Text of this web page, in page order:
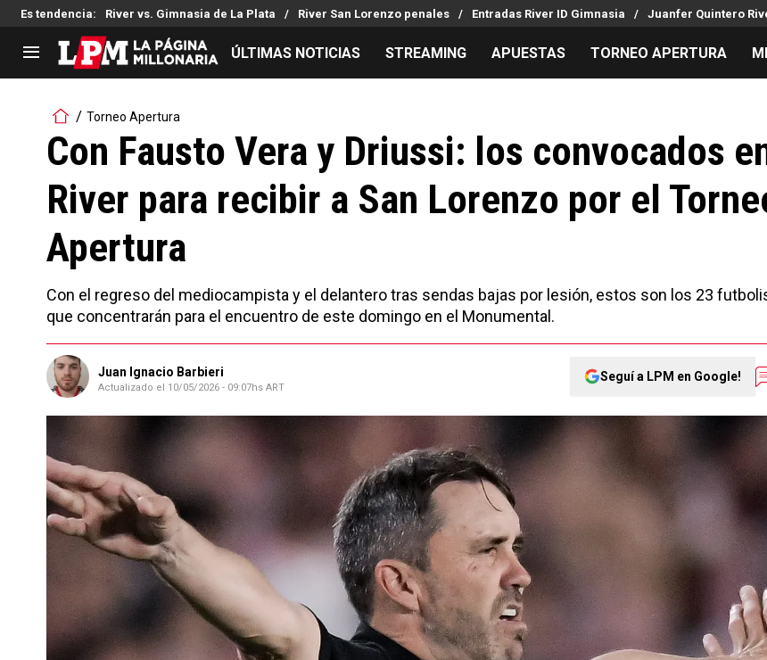
Es tendencia: River vs. Gimnasia de La Plata River San Lorenzo penales Entradas River ID Gimnasia Juanfer Quintero
LIGA PROFESIONAL
Noticias
Tabla de posiciones
Fixture
Reserva
Copa Sudamericana
Copa Argentina
Selección Argentina
Mercado de Pases
Análisis tácticos
Juanfer Quintero
Chacho Coudet
Entradas
Los goles de River
Guías
ÚLTIMAS NOTICIAS STREAMING APUESTAS TORNEO APERTURA
Torneo Apertura
Con Fausto Vera y Driussi: los convocados
River para recibir a San Lorenzo por el
Apertura
Con el regreso del mediocampista y el delantero tras sendas bajas por lesión, estos son los 23
que concentrarán para el encuentro de este domingo en el Monumental.
Juan Ignacio Barbieri
Actualizado el 10/05/2026 - 09:07hs ART
Seguí a LPM en Google!